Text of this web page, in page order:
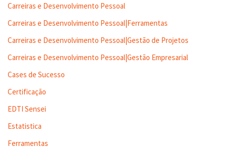
Carreiras e Desenvolvimento Pessoal
Carreiras e Desenvolvimento Pessoal|Ferramentas
Carreiras e Desenvolvimento Pessoal|Gestão de Projetos
Carreiras e Desenvolvimento Pessoal|Gestão Empresarial
Cases de Sucesso
Certificação
EDTI Sensei
Estatistica
Ferramentas